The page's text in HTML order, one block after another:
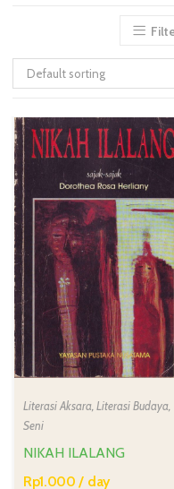
Default sorting
Literasi Aksara, Literasi Budaya,
Seni
NIKAH ILALANG
Rp1.000 / day